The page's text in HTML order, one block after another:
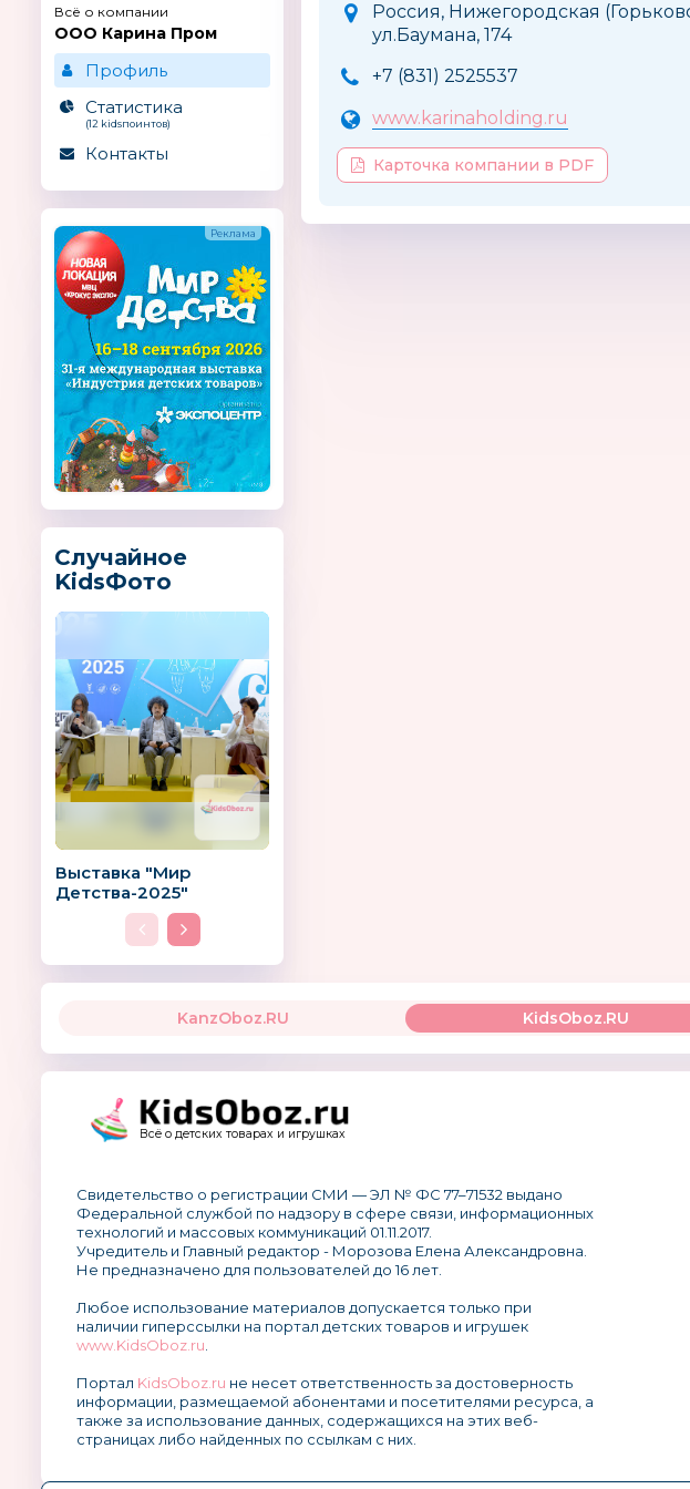
Всё о компании
ООО Карина Пром
Профиль
Статистика
(12 kidsпоинтов)
Контакты
Случайное
KidsФото
Выставка "Мир
Детства-2025"
Россия, Нижегородская
ул.Баумана, 174
+7 (831) 2525537
www.karinaholding.ru
Карточка компании в PDF
KanzOboz.RU KidsOboz.RU
Всё о детских товарах и игрушках
Свидетельство о регистрации СМИ — ЭЛ № ФС 77–71532 выдано
Федеральной службой по надзору в сфере связи, информационных
технологий и массовых коммуникаций 01.11.2017.
Учредитель и Главный редактор - Морозова Елена Александровна.
Не предназначено для пользователей до 16 лет.
Любое использование материалов допускается только при
наличии гиперссылки на портал детских товаров и игрушек
www.KidsOboz.ru
Портал KidsOboz.ru не несет ответственность за достоверность
информации, размещаемой абонентами и посетителями ресурса, а
также за использование данных, содержащихся на этих веб-
страницах либо найденных по ссылкам с них.